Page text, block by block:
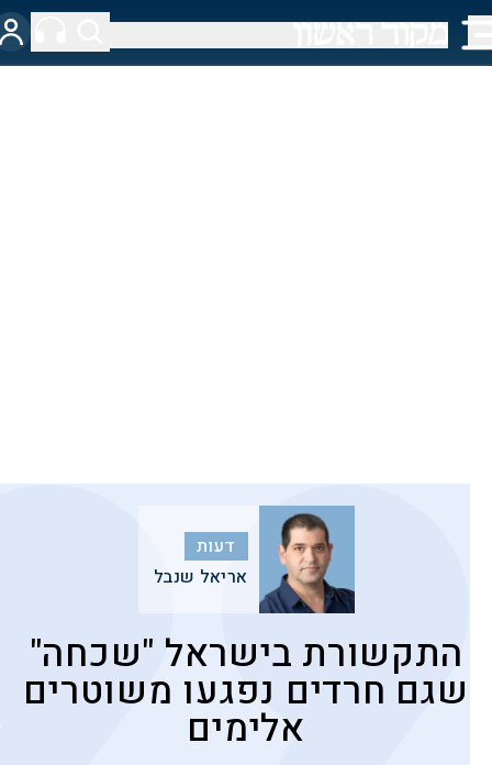
דעות
אריאל שנבל
התקשורת בישראל "שכחה"
שגם חרדים נפגעו משוטרים
אלימים